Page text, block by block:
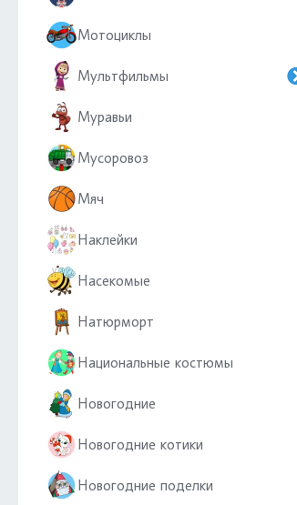
Мотоциклы
Мультфильмы
Муравьи
Мусоровоз
Мяч
Наклейки
Насекомые
Натюрморт
Национальные костюмы
Новогодние
Новогодние котики
Новогодние поделки